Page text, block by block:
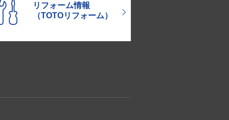
リフォーム情報
（TOTOリフォーム）